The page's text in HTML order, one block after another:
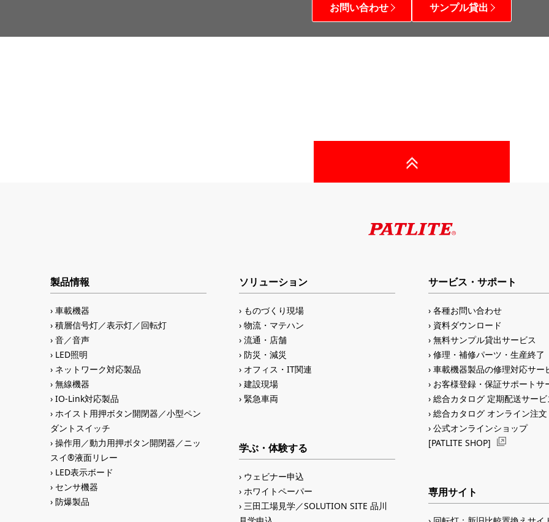
お問い合わせ サンプル貸出
製品情報
車載機器
積層信号灯／表示灯／回転灯
音／音声
LED照明
ネットワーク対応製品
無線機器
IO-Link対応製品
ホイスト用押ボタン開閉器／小型ペン
ダントスイッチ
操作用／動力用押ボタン開閉器／ニッ
スイ®液面リレー
LED表示ボード
センサ機器
防爆製品
ソリューション
ものづくり現場
物流・マテハン
流通・店舗
防災・減災
オフィス・IT関連
建設現場
緊急車両
学ぶ・体験する
ウェビナー申込
ホワイトペーパー
三田工場見学／SOLUTION SITE 品川
サービス・サポート
各種お問い合わせ
資料ダウンロード
無料サンプル貸出サービス
修理・補修パーツ・生産終了
車載機器製品の修理対応サー
お客様登録・保証サポートサ
総合カタログ 定期配送サービ
総合カタログ オンライン注文
公式オンラインショップ
[PATLITE SHOP]
専用サイト